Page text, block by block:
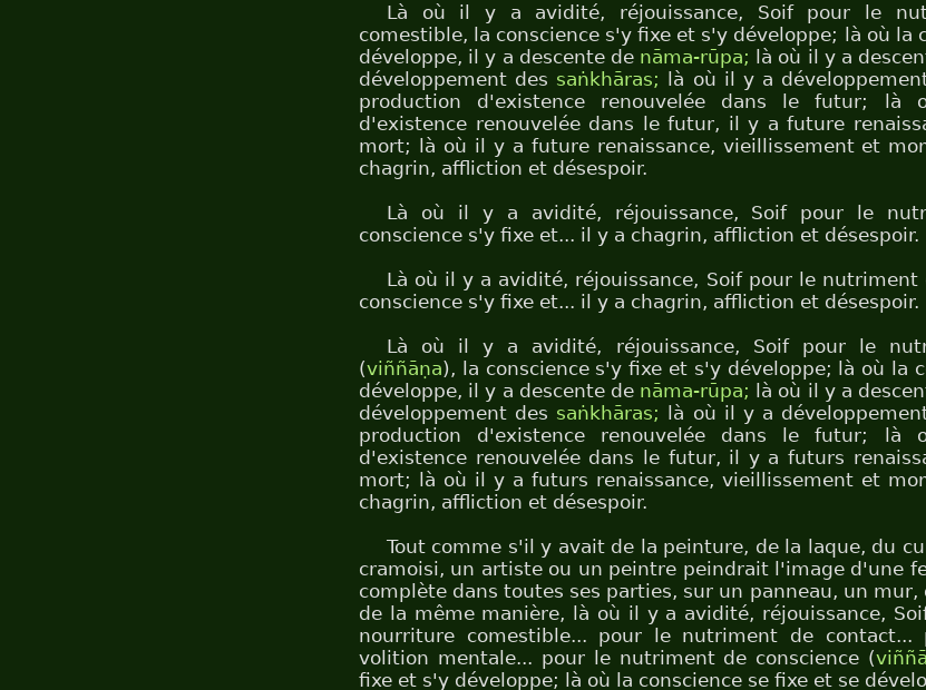
Là où il y a avidité, réjouissance, Soif pour le
comestible, la conscience s'y fixe et s'y développe; là où la
développe, il y a descente de nāma-rūpa; là où il y a
développement des saṅkhāras; là où il y a
production d'existence renouvelée dans le futur;
d'existence renouvelée dans le futur, il y a future
mort; là où il y a future renaissance, vieillissement et
chagrin, affliction et désespoir.
Là où il y a avidité, réjouissance, Soif pour le
conscience s'y fixe et... il y a chagrin, affliction et désespoir.
Là où il y a avidité, réjouissance, Soif pour le
conscience s'y fixe et... il y a chagrin, affliction et désespoir.
Là où il y a avidité, réjouissance, Soif pour le
(viññāṇa), la conscience s'y fixe et s'y développe; là où la
développe, il y a descente de nāma-rūpa; là où il y a
développement des saṅkhāras; là où il y a
production d'existence renouvelée dans le futur;
d'existence renouvelée dans le futur, il y a futurs
mort; là où il y a futurs renaissance, vieillissement et
chagrin, affliction et désespoir.
Tout comme s'il y avait de la peinture, de la laque, du
cramoisi, un artiste ou un peintre peindrait l'image d'une
complète dans toutes ses parties, sur un panneau, un
de la même manière, là où il y a avidité, réjouissance,
nourriture comestible... pour le nutriment de
volition mentale... pour le nutriment de conscience (
fixe et s'y développe; là où la conscience se fixe et se